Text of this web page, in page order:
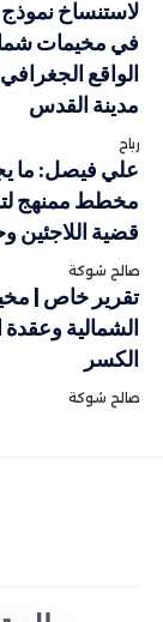
لاستنساخ نموذج
في مخيمات
الواقع
مدينة القدس
رباح
علي فيصل: ما
مخطط ممنهج
قضية اللاجئين
صالح شوكة
تقرير خاص |
الشمالية
الكسر
صالح شوكة